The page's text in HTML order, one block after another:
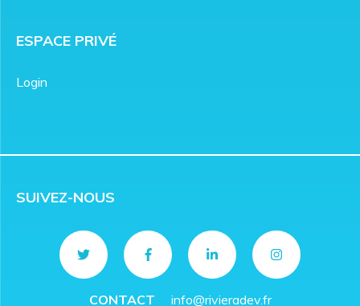
ESPACE PRIVÉ
Login
SUIVEZ-NOUS
CONTACT info@rivieradev.fr